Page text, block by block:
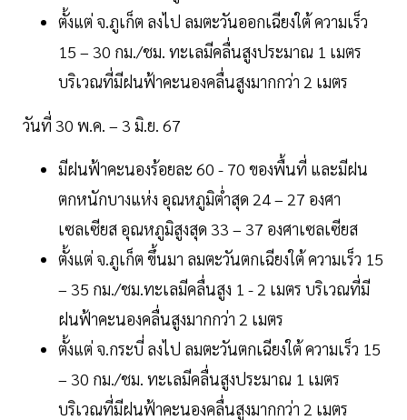
ตั้งแต่ จ.ภูเก็ต ลงไป ลมตะวันออกเฉียงใต้ ความเร็ว
15 – 30 กม./ชม. ทะเลมีคลื่นสูงประมาณ 1 เมตร
บริเวณที่มีฝนฟ้าคะนองคลื่นสูงมากกว่า 2 เมตร
วันที่ 30 พ.ค. – 3 มิ.ย. 67
มีฝนฟ้าคะนองร้อยละ 60 - 70 ของพื้นที่ และมีฝน
ตกหนักบางแห่ง อุณหภูมิต่ำสุด 24 – 27 องศา
เซลเซียส อุณหภูมิสูงสุด 33 – 37 องศาเซลเซียส
ตั้งแต่ จ.ภูเก็ต ขึ้นมา ลมตะวันตกเฉียงใต้ ความเร็ว 15
– 35 กม./ชม.ทะเลมีคลื่นสูง 1 - 2 เมตร บริเวณที่มี
ฝนฟ้าคะนองคลื่นสูงมากกว่า 2 เมตร
ตั้งแต่ จ.กระบี่ ลงไป ลมตะวันตกเฉียงใต้ ความเร็ว 15
– 30 กม./ชม. ทะเลมีคลื่นสูงประมาณ 1 เมตร
บริเวณที่มีฝนฟ้าคะนองคลื่นสูงมากกว่า 2 เมตร